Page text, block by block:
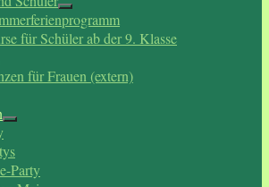
für Schüler ab der 9. Klasse
für Frauen (extern)
Party